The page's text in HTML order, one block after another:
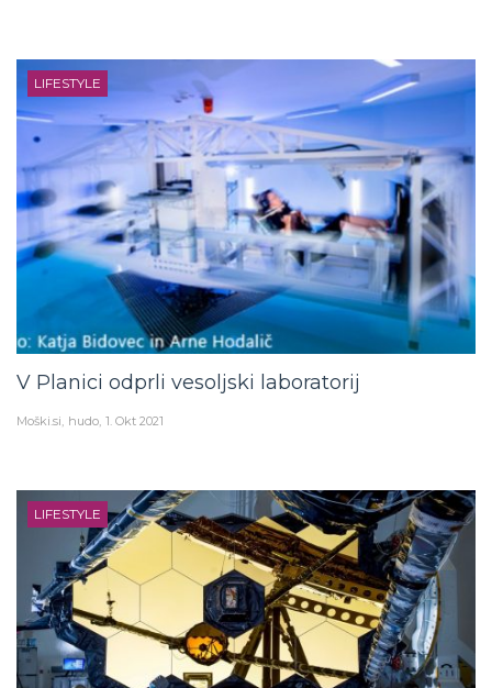
LIFESTYLE
V Planici odprli vesoljski laboratorij
Moški.si hudo 1. Okt 2021
LIFESTYLE